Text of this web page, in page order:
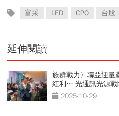
富采 LED CPO 台股
延伸閱讀
族群戰力〉聯亞迎量
紅利… 光通訊光源戰
2025-10-29